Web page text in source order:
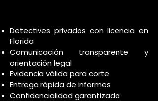
Detectives privados con licencia en
Florida
Comunicación transparente y
orientación legal
Evidencia válida para corte
Entrega rápida de informes
Confidencialidad garantizada